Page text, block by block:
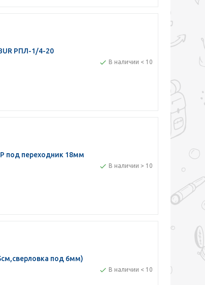
РПЛ-1/4-20
В наличии < 10
под переходник 18мм
В наличии > 10
под 6мм)
В наличии < 10